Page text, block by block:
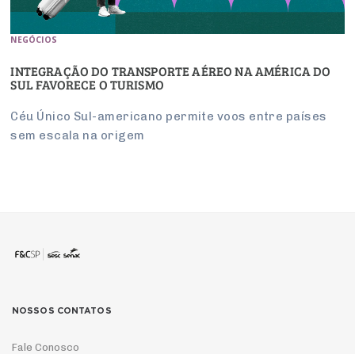
NEGÓCIOS
INTEGRAÇÃO DO TRANSPORTE AÉREO NA AMÉRICA DO
SUL FAVORECE O TURISMO
Céu Único Sul-americano permite voos entre países
sem escala na origem
NOSSOS CONTATOS
Fale Conosco